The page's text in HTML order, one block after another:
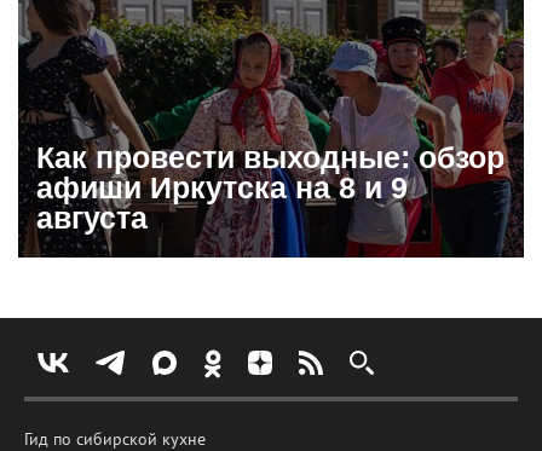
Как провести выходные: обзор
афиши Иркутска на 8 и 9
августа
Гид по сибирской кухне